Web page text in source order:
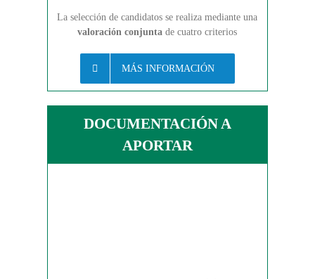
La selección de candidatos se realiza mediante una
valoración conjunta de cuatro criterios
MÁS INFORMACIÓN
DOCUMENTACIÓN A
APORTAR